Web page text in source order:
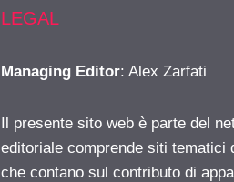
LEGAL
Managing Editor: Alex Zarfati
Il presente sito web è parte del
editoriale comprende siti tematici
che contano sul contributo di